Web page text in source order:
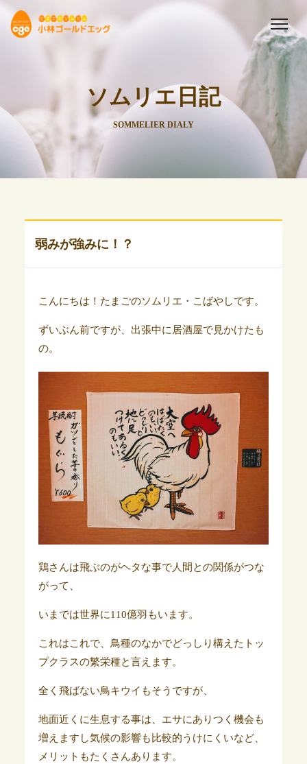
ソムリエ日記
SOMMELIER DIALY
弱みが強みに！？
こんにちは！たまごのソムリエ・こばやしです。
ずいぶん前ですが、出張中に居酒屋で見かけたも
の。
鶏さんは飛ぶのがヘタな事で人間との関係がつな
がって、
いまでは世界に110億羽もいます。
これはこれで、鳥種のなかでどっしり構えたトッ
プクラスの繁栄種と言えます。
全く飛ばない鳥キウイもそうですが、
地面近くに生息する事は、エサにありつく機会も
増えますし気候の影響も比較的うけにくいなど、
メリットもたくさんあります。